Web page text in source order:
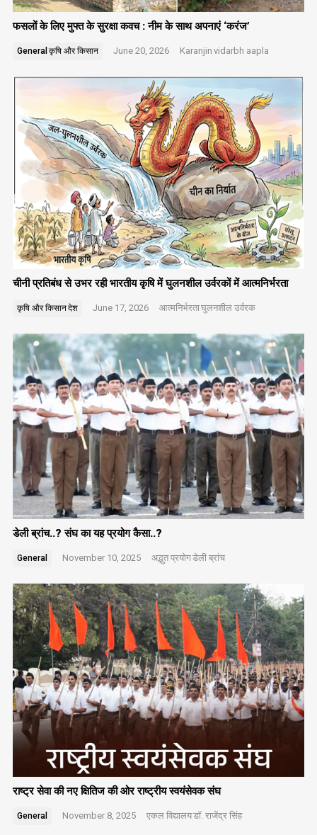
फसलों के लिए मुफ्त के सुरक्षा कवच : नीम के साथ अपनाएं ‘करंज’
General कृषि और किसान June 20, 2026 Karanjin vidarbh aapla
चीनी प्रतिबंध से उभर रही भारतीय कृषि में घुलनशील उर्वरकों में आत्मनिर्भरता
कृषि और किसानदेश June 17, 2026 आत्मनिर्भरताघुलनशील उर्वरक
डेली ब्रांच..? संघ का यह प्रयोग कैसा..?
General November 10, 2025 अद्भुत प्रयोगडेली ब्रांच
राष्ट्र सेवा की नए क्षितिज की ओर राष्ट्रीय स्वयंसेवक संघ
General November 8, 2025 एकल विद्यालयडॉ. राजेंद्र सिंह